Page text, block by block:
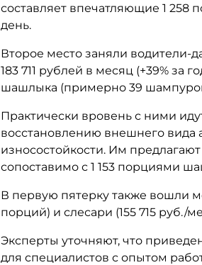
составляет впечатляющие 1 258
день.
Второе место заняли водители-
183 711 рублей в месяц (+39% за
шашлыка (примерно 39
Практически вровень с ними
восстановлению внешнего
износостойкости. Им
сопоставимо с 1 153 порциями
В первую пятерку также вошли
порций) и слесари (155 715 руб./
Эксперты уточняют, что
для специалистов с опытом